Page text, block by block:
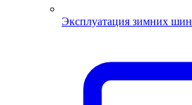
Эксплуатация зимних шин